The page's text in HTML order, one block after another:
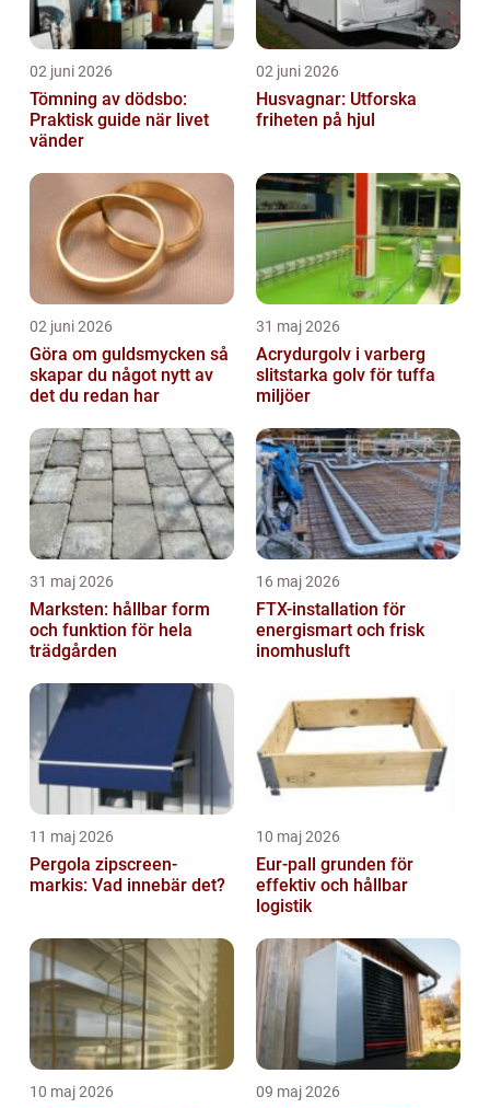
02 juni 2026
Tömning av dödsbo:
Praktisk guide när livet
vänder
02 juni 2026
Husvagnar: Utforska
friheten på hjul
02 juni 2026
Göra om guldsmycken så
skapar du något nytt av
det du redan har
31 maj 2026
Acrydurgolv i varberg
slitstarka golv för tuffa
miljöer
31 maj 2026
Marksten: hållbar form
och funktion för hela
trädgården
16 maj 2026
FTX-installation för
energismart och frisk
inomhusluft
11 maj 2026
Pergola zipscreen-
markis: Vad innebär det?
10 maj 2026
Eur-pall grunden för
effektiv och hållbar
logistik
10 maj 2026 09 maj 2026